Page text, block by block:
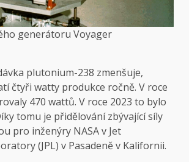
generátoru Voyager
plutonium-238 zmenšuje,
čtyři watty produkce ročně. V roce
470 wattů. V roce 2023 to bylo
tomu je přidělování zbývající síly
pro inženýry NASA v Jet
(JPL) v Pasadeně v Kalifornii.